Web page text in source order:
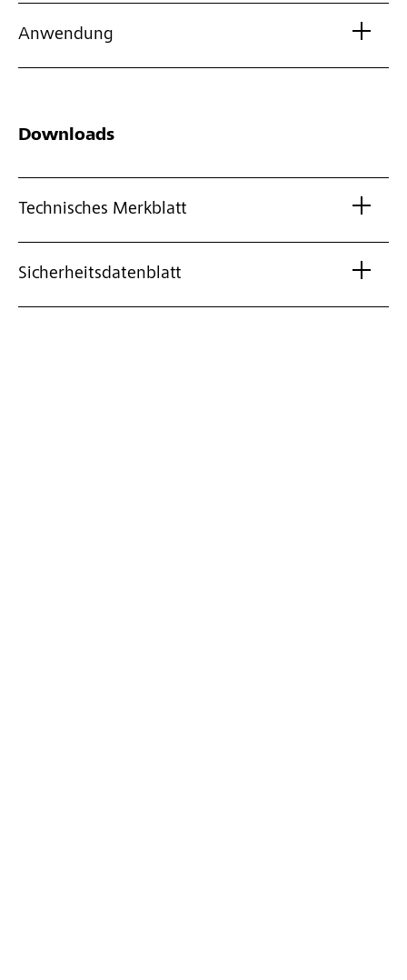
Anwendung
Downloads
Technisches Merkblatt
Sicherheitsdatenblatt